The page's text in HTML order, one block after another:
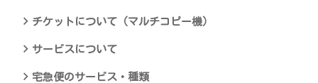
チケットについて（マルチコピー機）
サービスについて
宅急便のサービス・種類